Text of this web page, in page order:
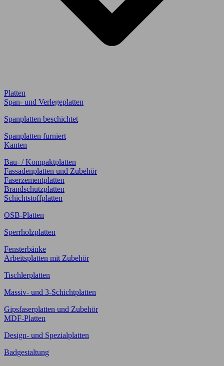
Platten
Span- und Verlegeplatten
Spanplatten beschichtet
Spanplatten furniert
Kanten
Bau- / Kompaktplatten
Fassadenplatten und Zubehör
Faserzementplatten
Brandschutzplatten
Schichtstoffplatten
OSB-Platten
Sperrholzplatten
Fensterbänke
Arbeitsplatten mit Zubehör
Tischlerplatten
Massiv- und 3-Schichtplatten
Gipsfaserplatten und Zubehör
MDF-Platten
Design- und Spezialplatten
Badgestaltung